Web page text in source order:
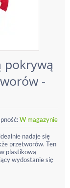
pokrywą
-
W magazynie
nadaje się
przetworów. Ten
plastikową
wydostanie się